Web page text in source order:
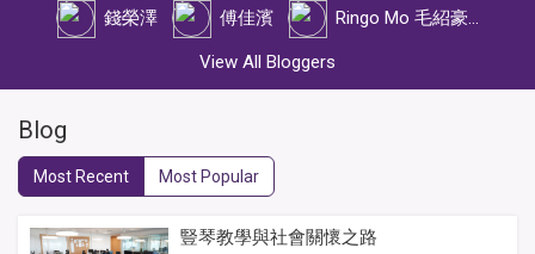
錢榮澤
傅佳濱 Ringo Mo 毛紹豪先生
View All Bloggers
Blog
Most Recent Most Popular
豎琴教學與社會關懷之路